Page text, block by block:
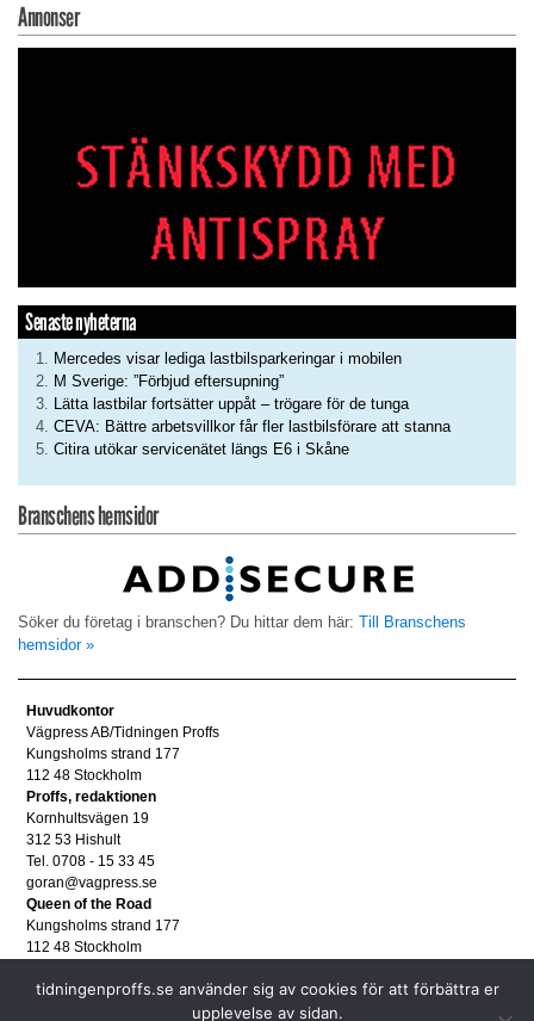
Annonser
Senaste nyheterna
Mercedes visar lediga lastbilsparkeringar i mobilen
M Sverige: ”Förbjud eftersupning”
Lätta lastbilar fortsätter uppåt – trögare för de tunga
CEVA: Bättre arbetsvillkor får fler lastbilsförare att stanna
Citira utökar servicenätet längs E6 i Skåne
Branschens hemsidor
Söker du företag i branschen? Du hittar dem här: Till Branschens
hemsidor »
Huvudkontor
Vägpress AB/Tidningen Proffs
Kungsholms strand 177
112 48 Stockholm
Proffs, redaktionen
Kornhultsvägen 19
312 53 Hishult
Tel. 0708 - 15 33 45
goran@vagpress.se
Queen of the Road
Kungsholms strand 177
112 48 Stockholm
Tel. 08 - 653 83 80
tidningenproffs.se använder sig av cookies för att förbättra er
upplevelse av sidan.